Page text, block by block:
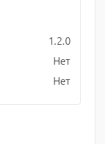
1.2.0
Нет
Нет